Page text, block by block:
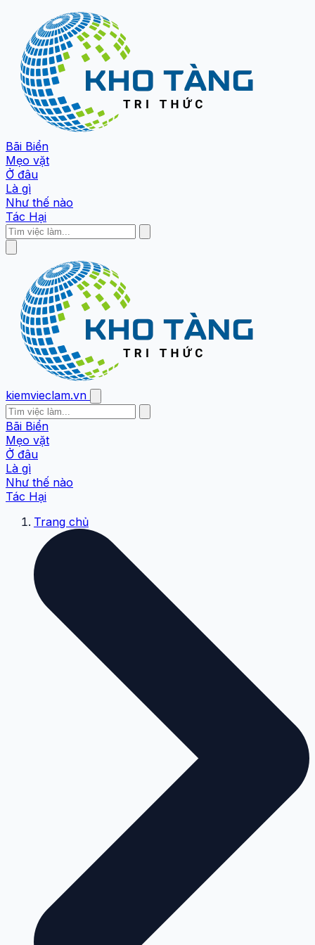
Bãi Biển
Mẹo vặt
Ở đâu
Là gì
Như thế nào
Tác Hại
kiemvieclam.vn
Bãi Biển
Mẹo vặt
Ở đâu
Là gì
Như thế nào
Tác Hại
Trang chủ